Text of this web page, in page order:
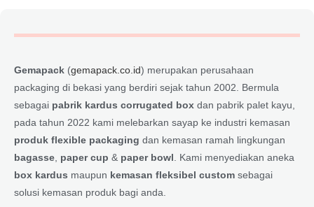
Gemapack (gemapack.co.id) merupakan perusahaan
packaging di bekasi yang berdiri sejak tahun 2002. Bermula
sebagai pabrik kardus corrugated box dan pabrik palet kayu,
pada tahun 2022 kami melebarkan sayap ke industri kemasan
produk flexible packaging dan kemasan ramah lingkungan
bagasse paper cup & paper bowl . Kami menyediakan aneka
box kardus maupun kemasan fleksibel custom sebagai
solusi kemasan produk bagi anda.